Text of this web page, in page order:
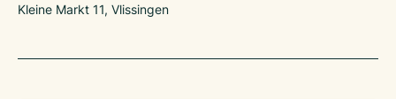
Kleine Markt 11, Vlissingen